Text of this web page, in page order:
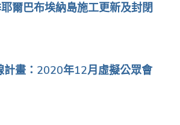
爾巴布埃納島施工更新及封閉
計畫：2020年12月虛擬公眾會